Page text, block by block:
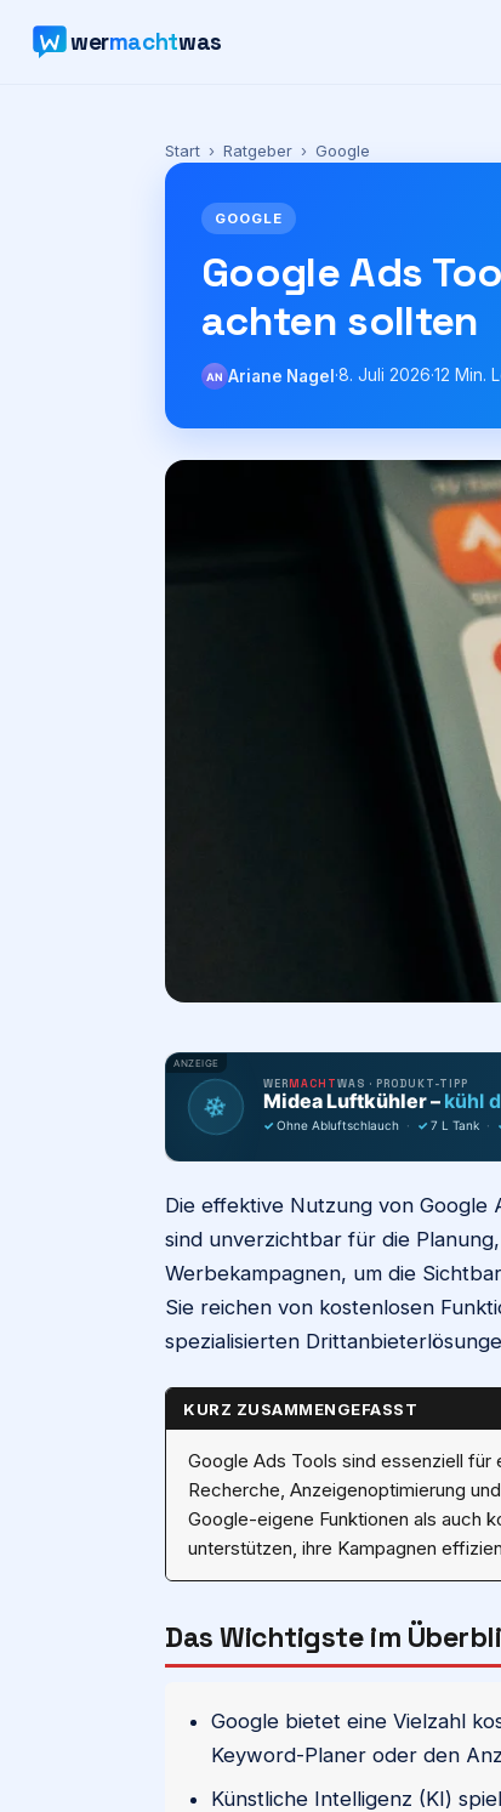
wermachtwas
Start › Ratgeber › Google
GOOGLE
Google Ads
achten sollten
AN Ariane Nagel·8. Juli 2026·12 Min.
ANZEIGE
❄
WERMACHTWAS · PRODUKT-TIPP
Midea Luftkühler – kühl
✓ Ohne Abluftschlauch · ✓ 7 L Tank ·
Die effektive Nutzung von Google
sind unverzichtbar für die
Werbekampagnen, um die
Sie reichen von kostenlosen
spezialisierten
KURZ ZUSAMMENGEFASST
Google Ads Tools sind essenziell
Recherche, Anzeigenoptimierung
Google-eigene Funktionen als auch
unterstützen, ihre Kampagnen
Das Wichtigste im
Google bietet eine Vielzahl
Keyword-Planer oder den
Künstliche Intelligenz (KI)